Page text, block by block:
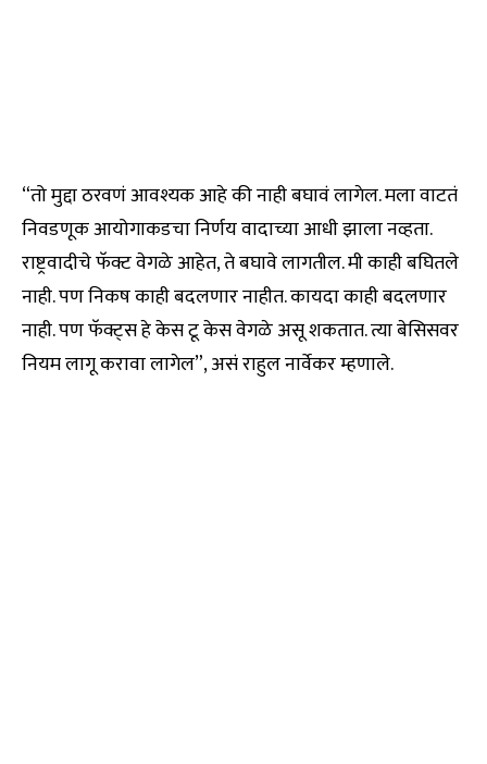
“तो मुद्दा ठरवणं आवश्यक आहे की नाही बघावं लागेल. मला वाटतं
निवडणूक आयोगाकडचा निर्णय वादाच्या आधी झाला नव्हता.
राष्ट्रवादीचे फॅक्ट वेगळे आहेत, ते बघावे लागतील. मी काही बघितले
नाही. पण निकष काही बदलणार नाहीत. कायदा काही बदलणार
नाही. पण फॅक्ट्स हे केस टू केस वेगळे असू शकतात. त्या बेसिसवर
नियम लागू करावा लागेल”, असं राहुल नार्वेकर म्हणाले.